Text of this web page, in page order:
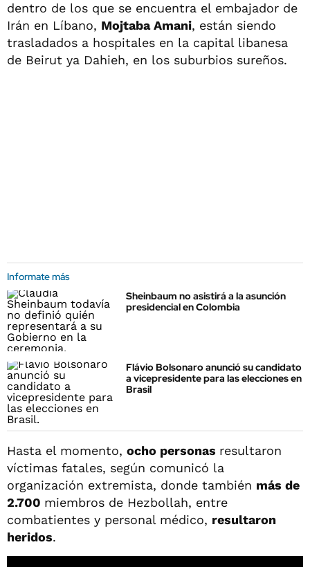
dentro de los que se encuentra el embajador de
Irán en Líbano, Mojtaba Amani, están siendo
trasladados a hospitales en la capital libanesa
de Beirut ya Dahieh, en los suburbios sureños.
Informate más
Sheinbaum no asistirá a la asunción
presidencial en Colombia
Flávio Bolsonaro anunció su candidato
a vicepresidente para las elecciones en
Brasil
Hasta el momento, ocho personas resultaron
víctimas fatales, según comunicó la
organización extremista, donde también más de
2.700 miembros de Hezbollah, entre
combatientes y personal médico, resultaron
heridos.